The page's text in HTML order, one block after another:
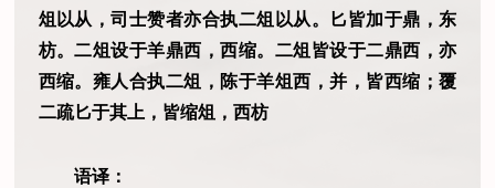
俎以从，司士赞者亦合执二俎以从。匕皆加于鼎，东
枋。二俎设于羊鼎西，西缩。二俎皆设于二鼎西，亦
西缩。雍人合执二俎，陈于羊俎西，并，皆西缩；覆
二疏匕于其上，皆缩俎，西枋
语译：